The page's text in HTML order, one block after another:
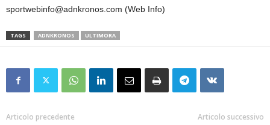
sportwebinfo@adnkronos.com (Web Info)
TAGS ADNKRONOS ULTIMORA
Articolo precedente Articolo successivo